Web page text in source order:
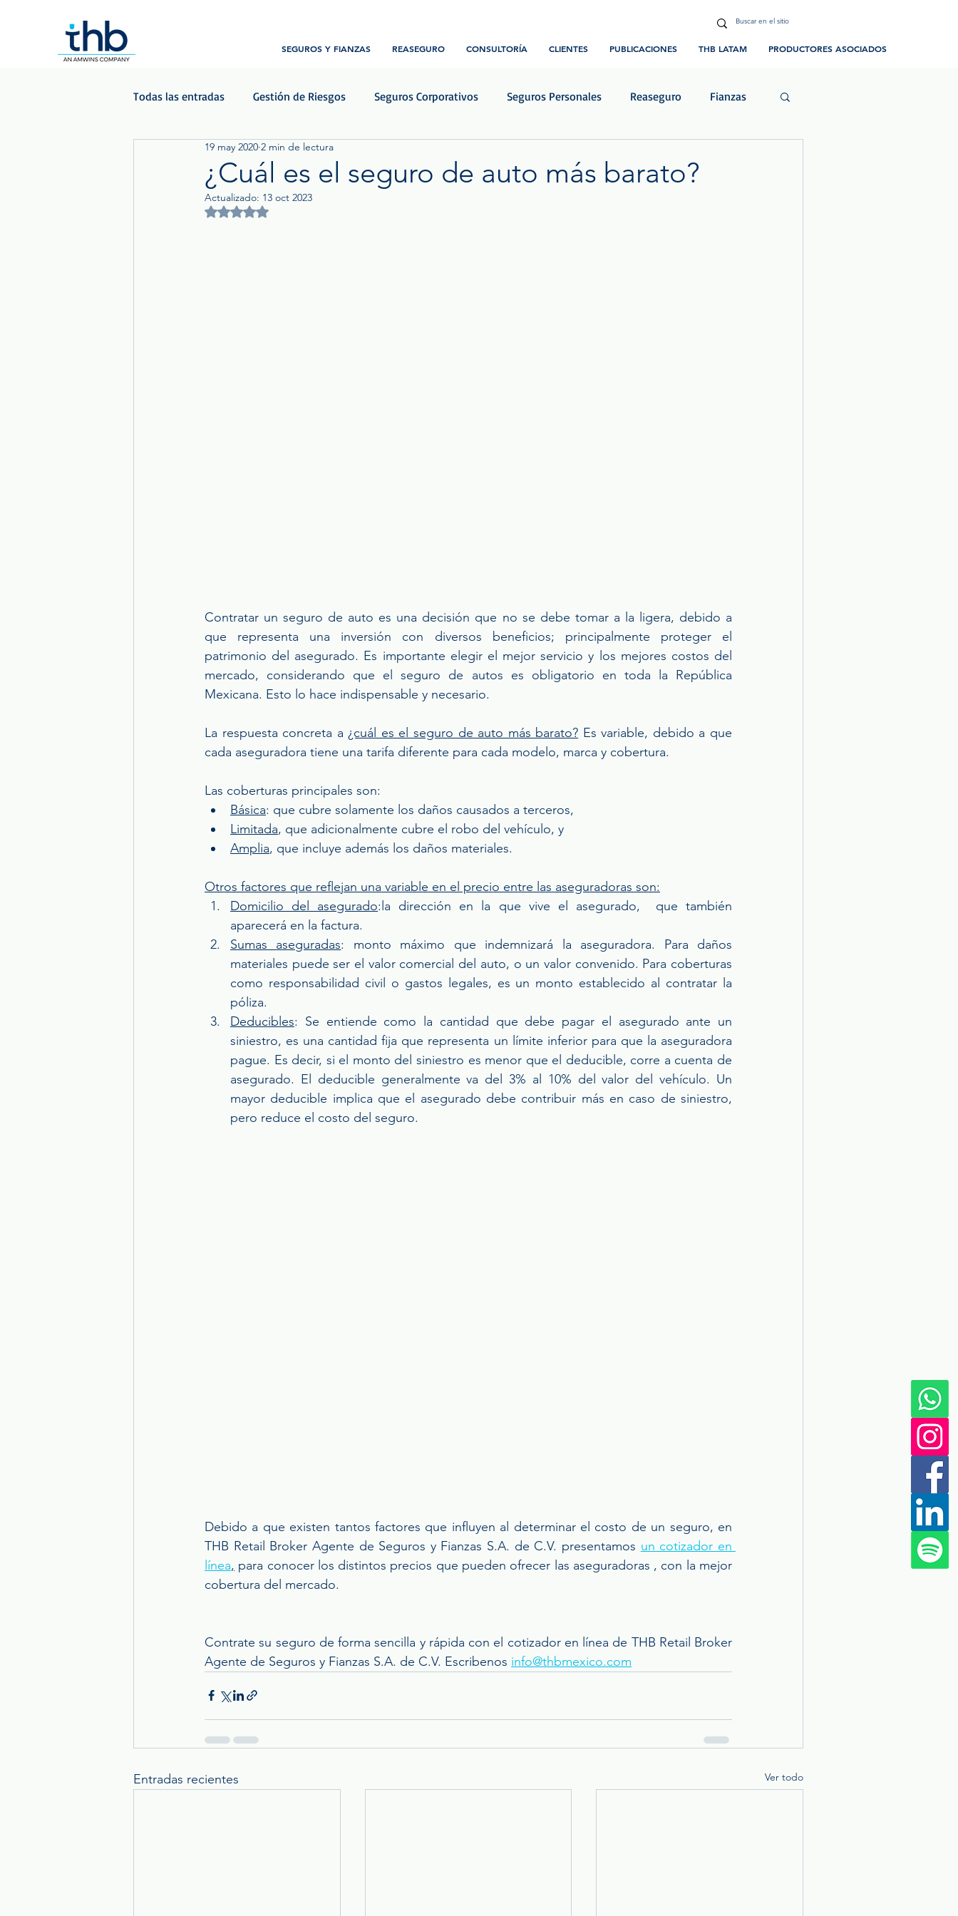
SEGUROS Y FIANZAS REASEGURO CONSULTORÍA CLIENTES PUBLICACIONES THB LATAM PRODUCTORES ASOCIADOS
Todas las entradas Gestión de Riesgos Seguros Corporativos Seguros Personales Reaseguro Fianzas
Beneficios para empleados Transporte y Logística
Podcast - Las Voces del Seguro
¿Cuál es el seguro de auto más barato?
19 may 2020 2 min de lectura
Actualizado: 13 oct 2023
Obtuvo NaN de 5 estrellas.
Contratar un seguro de auto es una decisión que no se debe tomar a la ligera, debido a
que representa una inversión con diversos beneficios; principalmente proteger el
patrimonio del asegurado. Es importante elegir el mejor servicio y los mejores costos del
mercado, considerando que el seguro de autos es obligatorio en toda la República
Mexicana. Esto lo hace indispensable y necesario.
La respuesta concreta a ¿cuál es el seguro de auto más barato? Es variable, debido a que
cada aseguradora tiene una tarifa diferente para cada modelo, marca y cobertura.
Las coberturas principales son:
Básica: que cubre solamente los daños causados a terceros,
Limitada, que adicionalmente cubre el robo del vehículo, y
Amplia, que incluye además los daños materiales.
Otros factores que reflejan una variable en el precio entre las aseguradoras son:
Domicilio del asegurado:la dirección en la que vive el asegurado,  que también
aparecerá en la factura.
Sumas aseguradas: monto máximo que indemnizará la aseguradora. Para daños
materiales puede ser el valor comercial del auto, o un valor convenido. Para coberturas
como responsabilidad civil o gastos legales, es un monto establecido al contratar la
póliza.
Deducibles: Se entiende como la cantidad que debe pagar el asegurado ante un
siniestro, es una cantidad fija que representa un límite inferior para que la aseguradora
pague. Es decir, si el monto del siniestro es menor que el deducible, corre a cuenta de
asegurado. El deducible generalmente va del 3% al 10% del valor del vehículo. Un
mayor deducible implica que el asegurado debe contribuir más en caso de siniestro,
pero reduce el costo del seguro.
Debido a que existen tantos factores que influyen al determinar el costo de un seguro, en
THB Retail Broker Agente de Seguros y Fianzas S.A. de C.V. presentamos un cotizador en
línea, para conocer los distintos precios que pueden ofrecer las aseguradoras , con la mejor
cobertura del mercado.
Contrate su seguro de forma sencilla y rápida con el cotizador en línea de THB Retail Broker
Agente de Seguros y Fianzas S.A. de C.V. Escribenos info@thbmexico.com
Entradas recientes Ver todo